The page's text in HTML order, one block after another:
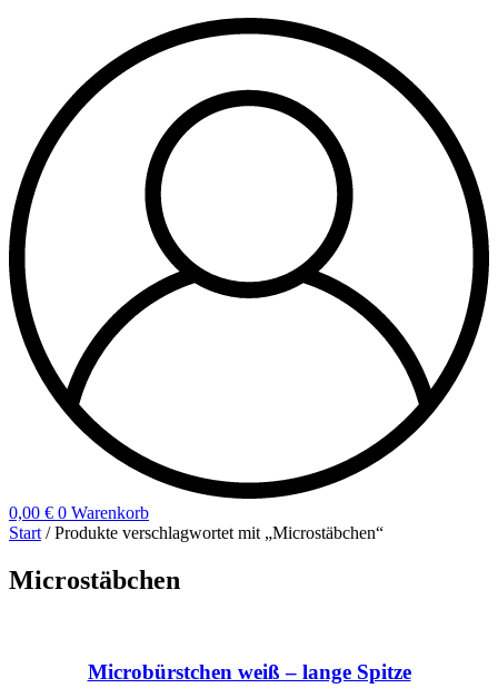
0,00 € 0 Warenkorb
Start / Produkte verschlagwortet mit „Microstäbchen“
Microstäbchen
Microbürstchen weiß – lange Spitze